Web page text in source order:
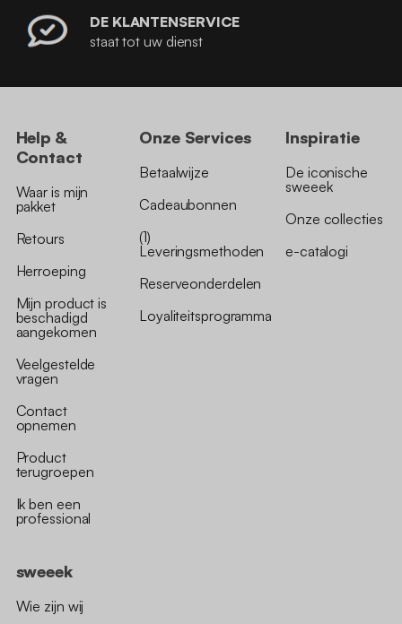
DE KLANTENSERVICE
staat tot uw dienst
Help &
Contact
Waar is mijn
pakket
Retours
Herroeping
Mijn product is
beschadigd
aangekomen
Veelgestelde
vragen
Contact
opnemen
Product
terugroepen
Ik ben een
professional
Onze Services
Betaalwijze
Cadeaubonnen
(1)
Leveringsmethoden
Reserveonderdelen
Loyaliteitsprogramma
Inspiratie
De iconische
sweeek
Onze collecties
e-catalogi
sweeek
Wie zijn wij